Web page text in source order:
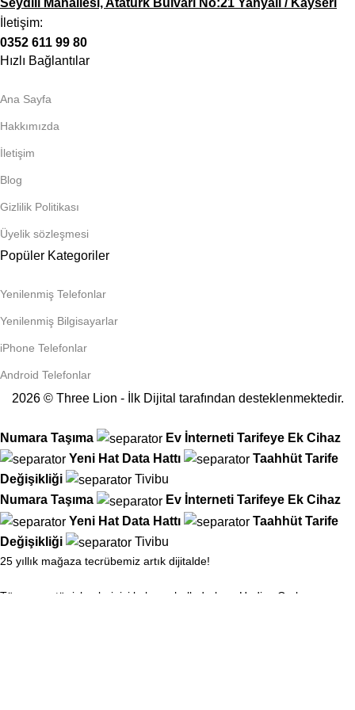
İletişim:
0352 611 99 80
Hızlı Bağlantılar
Ana Sayfa
Hakkımızda
İletişim
Blog
Gizlilik Politikası
Üyelik sözleşmesi
Popüler Kategoriler
Yenilenmiş Telefonlar
Yenilenmiş Bilgisayarlar
iPhone Telefonlar
Android Telefonlar
2026 © Three Lion - İlk Dijital tarafından desteklenmektedir.
Numara Taşıma Ev İnterneti Tarifeye Ek Cihaz
Yeni Hat Data Hattı Taahhüt Tarife
Değişikliği
Tivibu
Numara Taşıma
Ev İnterneti Tarifeye Ek Cihaz
Yeni Hat Data Hattı Taahhüt Tarife
Değişikliği
Tivibu
25 yıllık mağaza tecrübemiz artık dijitalde!
Tüm operatör işlemlerinizi kolayca hallederken, Hediye Çarkımızı